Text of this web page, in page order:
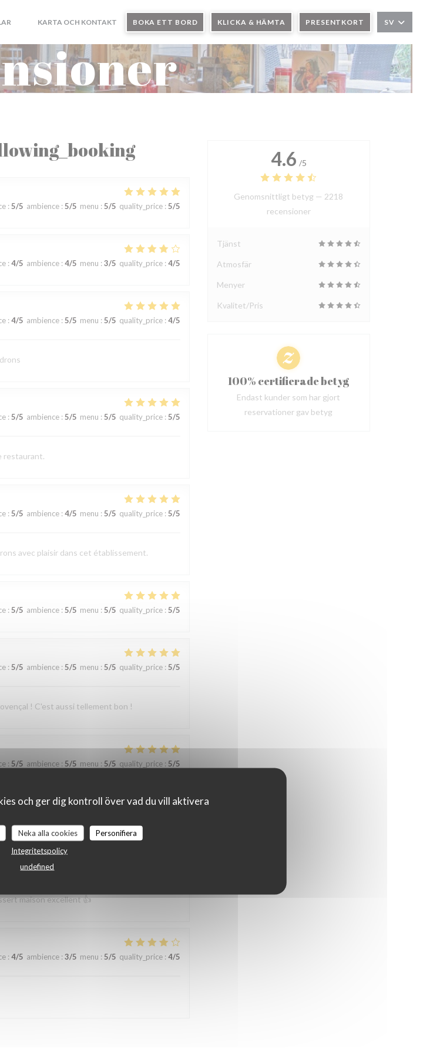
och ger dig kontroll över vad du vill aktivera
Neka alla cookies
Personifiera
Integritetspolicy
undefined
((ÖPPNAS I ETT NYTT FÖNSTER))
((ÖPPNAS I ETT NYTT FÖNSTER))
KARTA OCH KONTAKT BOKA ETT BORD KLICKA & HÄMTA PRESENTKORT SV
: 5/5 ambience: 5/5 menu : 5/5 quality_price: 5/5
: 4/5 ambience: 4/5 menu : 3/5 quality_price: 4/5
: 4/5 ambience: 5/5 menu : 5/5 quality_price: 4/5
: 5/5 ambience: 5/5 menu : 5/5 quality_price: 5/5
restaurant.
: 5/5 ambience: 4/5 menu : 5/5 quality_price: 5/5
avec plaisir dans cet établissement.
: 5/5 ambience: 5/5 menu : 5/5 quality_price: 5/5
: 5/5 ambience: 5/5 menu : 5/5 quality_price: 5/5
! C'est aussi tellement bon !
: 5/5 ambience: 5/5 menu : 5/5 quality_price: 5/5
fois.
maison excellent 👍
: 4/5 ambience: 3/5 menu : 5/5 quality_price: 4/5
4.6 /5
Genomsnittligt betyg — 2218
recensioner
Tjänst
Atmosfär
Menyer
Kvalitet/Pris
100% certifierade betyg
Endast kunder som har gjort
reservationer gav betyg